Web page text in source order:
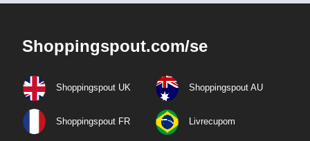
Shoppingspout.com/se
Shoppingspout UK Shoppingspout AU
Shoppingspout FR Livrecupom